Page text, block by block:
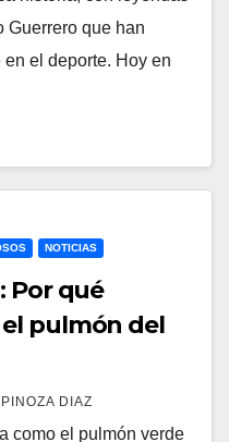
Guerrero que han
el deporte. Hoy en
NOTICIAS
Por qué
pulmón del
DIAZ
como el pulmón verde